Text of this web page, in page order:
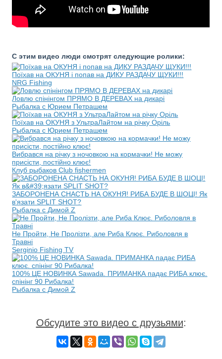
С этим видео люди смотрят следующие ролики:
Поїхав на ОКУНЯ і попав на ДИКУ РАЗДАЧУ ЩУКИ!!!
NRG Fishing
Ловлю спінінгом ПРЯМО В ДЕРЕВАХ на дикарі
Рыбалка с Юрием Петрашем
Поїхав на ОКУНЯ з УльтраЛайтом на річку Оріль
Рыбалка с Юрием Петрашем
Вибрався на річку з ночовкою на кормачки! Не можу
присісти, постійно клює!
Клуб рыбаков Club fishermen
ЗАБОРОНЕНА СНАСТЬ НА ОКУНЯ! РИБА БУДЕ В ШОЦІ! Як
в'язати SPLIT SHOT?
Рыбалка с Димой Z
Не Пройти, Не Пролізти, але Риба Клює. Риболовля в
Травні
Serginio Fishing TV
100% ЦЕ НОВИНКА Sawada. ПРИМАНКА падає РИБА клює.
спінінг 90 Рибалка!
Рыбалка с Димой Z
Обсудите это видео с друзьями: